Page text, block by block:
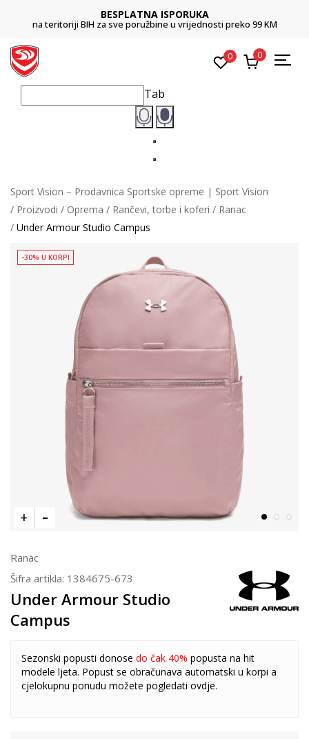
BESPLATNA ISPORUKA
na teritoriji BIH za sve poružbine u vrijednosti preko 99 KM
0 0
Tab
Sport Vision – Prodavnica Sportske opreme | Sport Vision
Proizvodi
Oprema Rančevi, torbe i koferi
Ranac
Under Armour Studio Campus
-30% U KORPI
Ranac
Šifra artikla: 1384675-673
Under Armour Studio
Campus
Sezonski popusti donose do čak 40% popusta na hit
modele ljeta. Popust se obračunava automatski u korpi a
cjelokupnu ponudu možete pogledati ovdje.